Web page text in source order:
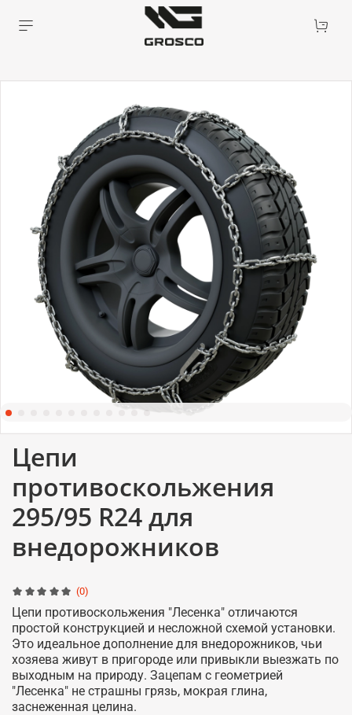
(0)
Цепи
противоскольжения
295/95 R24 для
внедорожников
Цепи противоскольжения "Лесенка" отличаются
простой конструкцией и несложной схемой установки.
Это идеальное дополнение для внедорожников, чьи
хозяева живут в пригороде или привыкли выезжать по
выходным на природу. Зацепам с геометрией
"Лесенка" не страшны грязь, мокрая глина,
заснеженная целина.